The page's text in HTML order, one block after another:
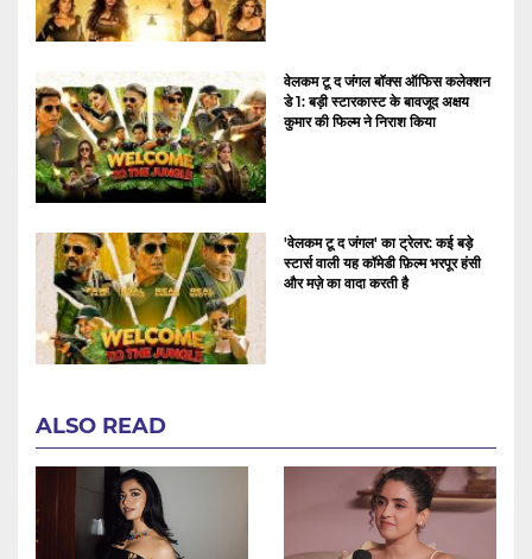
वेलकम टू द जंगल बॉक्स ऑफिस कलेक्शन
डे 1: बड़ी स्टारकास्ट के बावजूद अक्षय
कुमार की फिल्म ने निराश किया
'वेलकम टू द जंगल' का ट्रेलर: कई बड़े
स्टार्स वाली यह कॉमेडी फ़िल्म भरपूर हंसी
और मज़े का वादा करती है
ALSO READ